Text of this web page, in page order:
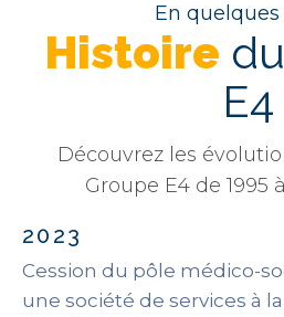
En
Histoire
E4
Découvrez les
Groupe E4 de 1995
2023
Cession du pôle médico-
une société de services à